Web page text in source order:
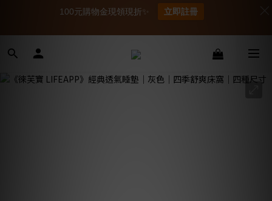
100元購物金現領現折✨ 立即註冊